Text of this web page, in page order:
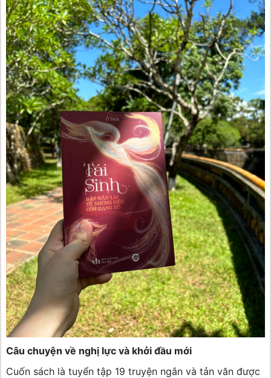
Câu chuyện về nghị lực và khởi đầu mới
Cuốn sách là tuyển tập 19 truyện ngắn và tản văn được